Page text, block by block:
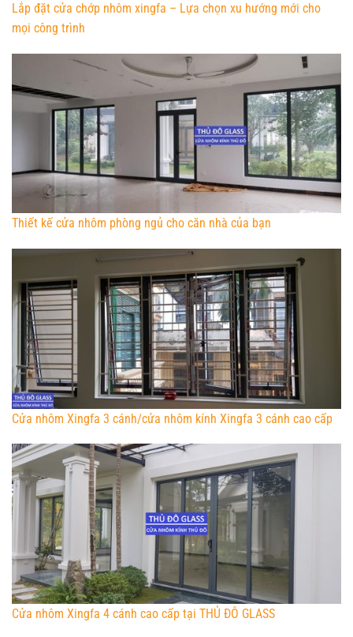
Lắp đặt cửa chớp nhôm xingfa – Lựa chọn xu hướng mới cho
mọi công trình
Thiết kế cửa nhôm phòng ngủ cho căn nhà của bạn
Cửa nhôm Xingfa 3 cánh/cửa nhôm kính Xingfa 3 cánh cao cấp
Cửa nhôm Xingfa 4 cánh cao cấp tại THỦ ĐÔ GLASS